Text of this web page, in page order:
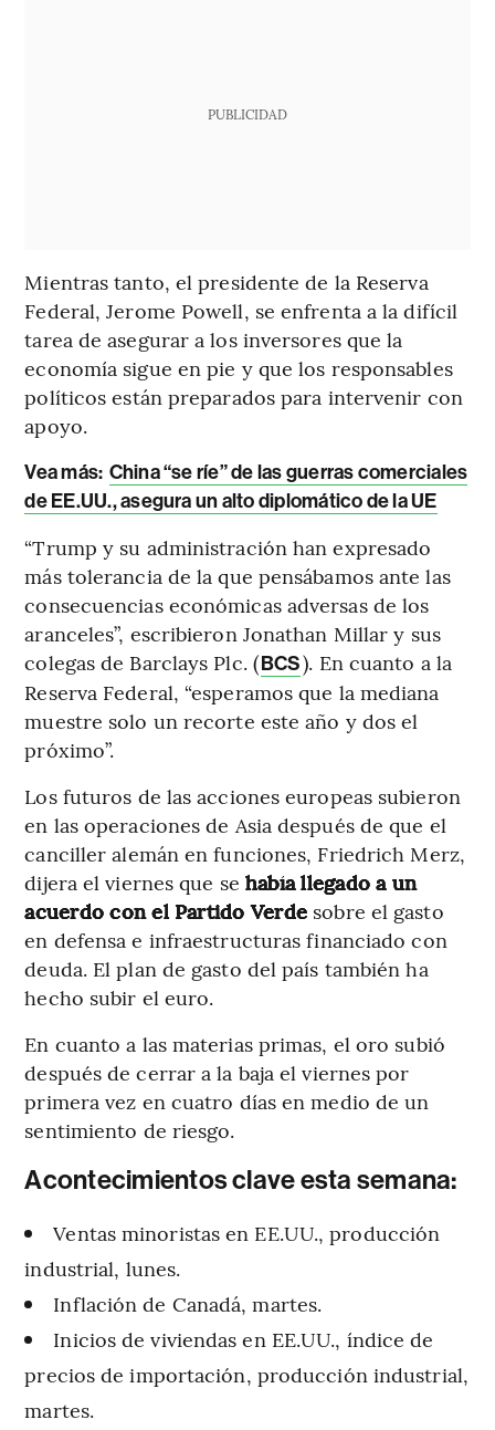
PUBLICIDAD
Mientras tanto, el presidente de la Reserva
Federal, Jerome Powell, se enfrenta a la difícil
tarea de asegurar a los inversores que la
economía sigue en pie y que los responsables
políticos están preparados para intervenir con
apoyo.
Vea más: China “se ríe” de las guerras comerciales
de EE.UU., asegura un alto diplomático de la UE
“Trump y su administración han expresado
más tolerancia de la que pensábamos ante las
consecuencias económicas adversas de los
aranceles”, escribieron Jonathan Millar y sus
colegas de Barclays Plc. (BCS). En cuanto a la
Reserva Federal, “esperamos que la mediana
muestre solo un recorte este año y dos el
próximo”.
Los futuros de las acciones europeas subieron
en las operaciones de Asia después de que el
canciller alemán en funciones, Friedrich Merz,
dijera el viernes que se había llegado a un
acuerdo con el Partido Verde sobre el gasto
en defensa e infraestructuras financiado con
deuda. El plan de gasto del país también ha
hecho subir el euro.
En cuanto a las materias primas, el oro subió
después de cerrar a la baja el viernes por
primera vez en cuatro días en medio de un
sentimiento de riesgo.
Acontecimientos clave esta semana:
Ventas minoristas en EE.UU., producción
industrial, lunes.
Inflación de Canadá, martes.
Inicios de viviendas en EE.UU., índice de
precios de importación, producción industrial,
martes.